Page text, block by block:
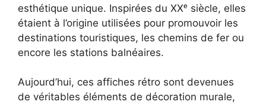
esthétique unique. Inspirées du XXᵉ siècle, elles
étaient à l’origine utilisées pour promouvoir les
destinations touristiques, les chemins de fer ou
encore les stations balnéaires.
Aujourd’hui, ces affiches rétro sont devenues
de véritables éléments de décoration murale,